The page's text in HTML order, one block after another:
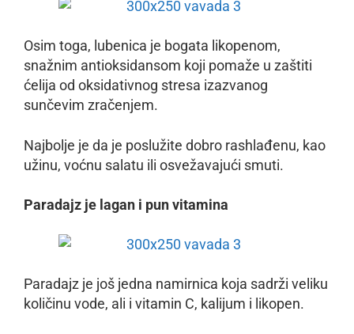
Osim toga, lubenica je bogata likopenom,
snažnim antioksidansom koji pomaže u zaštiti
ćelija od oksidativnog stresa izazvanog
sunčevim zračenjem.
Najbolje je da je poslužite dobro rashlađenu, kao
užinu, voćnu salatu ili osvežavajući smuti.
Paradajz je lagan i pun vitamina
Paradajz je još jedna namirnica koja sadrži veliku
količinu vode, ali i vitamin C, kalijum i likopen.